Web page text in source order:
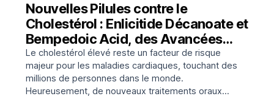
Nouvelles Pilules contre le
Cholestérol : Enlicitide Décanoate et
Bempedoic Acid, des Avancées
Prometteuses
Le cholestérol élevé reste un facteur de risque
majeur pour les maladies cardiaques, touchant des
millions de personnes dans le monde.
Heureusement, de nouveaux traitements oraux